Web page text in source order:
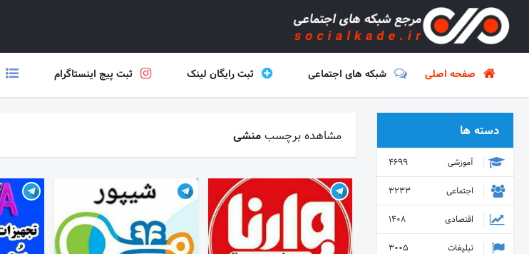
صفحه اصلی شبکه های اجتماعی ثبت رایگان لینک ثبت پیج اینستاگرام
مشاهده برچسب منشی دسته ها
آموزشی
4699
اجتماعی
3233
اقتصادی
1408
تبلیغات
3005